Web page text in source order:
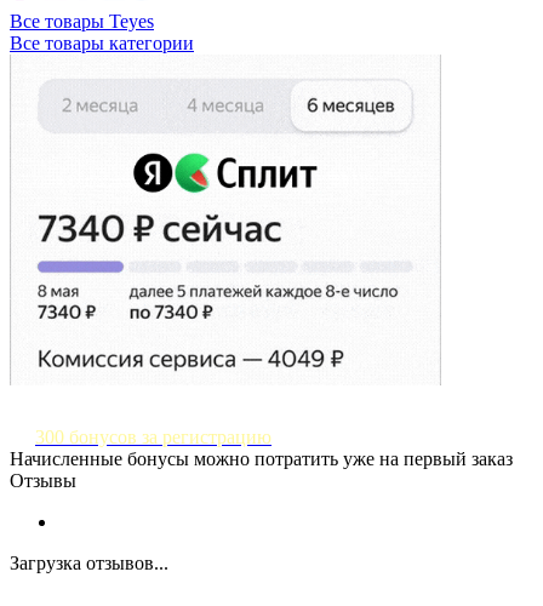
Все товары Teyes
Все товары категории
300 бонусов за регистрацию
Начисленные бонусы можно потратить уже на первый заказ
Отзывы
Загрузка отзывов...